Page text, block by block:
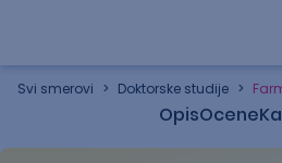
Svi smerovi > Doktorske studije >
OpisOcene